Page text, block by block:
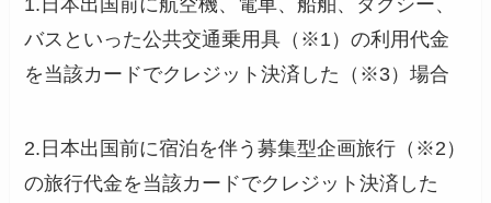
バスといった公共交通乗用具（※1）の利用代金
を当該カードでクレジット決済した（※3）場合
2.日本出国前に宿泊を伴う募集型企画旅行（※2）
の旅行代金を当該カードでクレジット決済した